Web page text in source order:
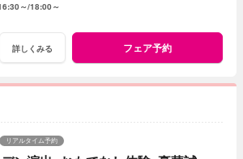
～ 18:00～
詳しくみる フェア予約
リアルタイム予約